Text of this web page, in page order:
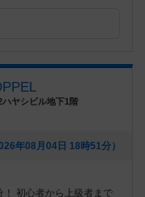
ヤシビル地下1階
年08月04日 18時51分）
初心者から上級者まで